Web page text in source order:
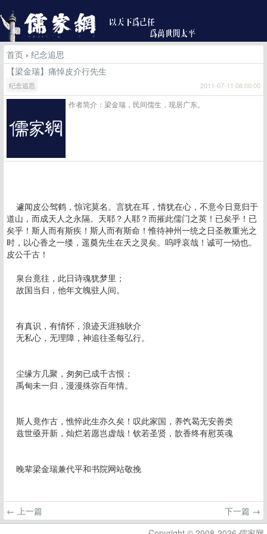
首页 › 纪念追思
【梁金瑞】痛悼皮介行先生
纪念追思 2011-07-11 08:00:00
作者简介：梁金瑞，民间儒生，现居广东。
遽闻皮公驾鹤，惊诧莫名。言犹在耳，情犹在心，不意今日竟归于
道山，而成天人之永隔。天耶？人耶？而摧此儒门之英！已矣乎！已
矣乎！斯人而有斯疾！斯人而有斯命！惟待神州一统之日圣教重光之
时，以心香之一缕，遥奠先生在天之灵矣。呜呼哀哉！诚可一恸也。
皮公千古！
泉台竟往，此日诗魂犹梦里；
故国当归，他年文魄驻人间。
有真识，有情怀，浪迹天涯独耿介
无私心，无理障，神追往圣每弘行。
尘缘方几聚，匆匆已成千古恨；
禹甸未一归，漫漫殊弥百年情。
斯人竟作古，憔悴此生亦久矣！叹此家国，养饩曷无安善类
兹世亟开新，灿烂若愿岂虚哉！钦若圣贤，歆香终有慰英魂
晚辈梁金瑞兼代平和书院网站敬挽
← 上一篇
下一篇 →